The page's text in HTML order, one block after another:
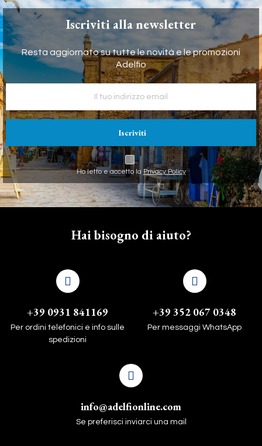
Iscriviti alla newsletter
Resta aggiornato su tutte le novità e le promozioni
Adelfio
Iscriviti
Ho letto e accetto la Privacy Policy
Hai bisogno di aiuto?
+39 0931 841169
Per ordini telefonici e info sulle
spedizioni
+39 352 067 0348
Per messaggi WhatsApp
info@adelfionline.com
Se preferisci inviarci una mail